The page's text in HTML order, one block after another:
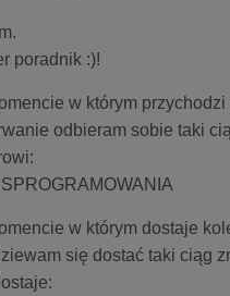
poradnik :)!
w którym
odbieram sobie taki
w którym dostaje
się dostać taki ciąg